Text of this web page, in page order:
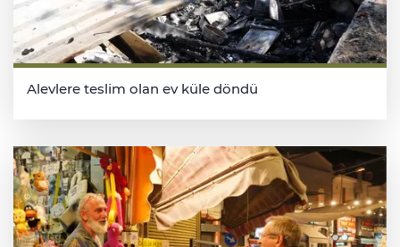
Alevlere teslim olan ev küle döndü